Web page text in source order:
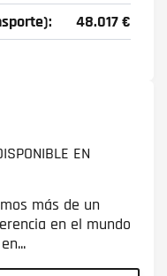
48.017 €
EN
más de un
en el mundo